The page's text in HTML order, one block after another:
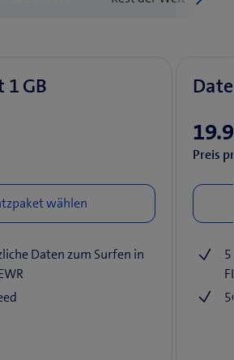
1 GB
Daten zum Surfen in
Preis